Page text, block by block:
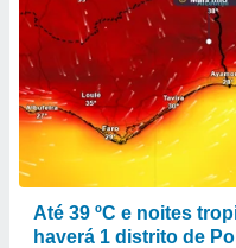
Até 39 ºC e noites
haverá 1 distrito de